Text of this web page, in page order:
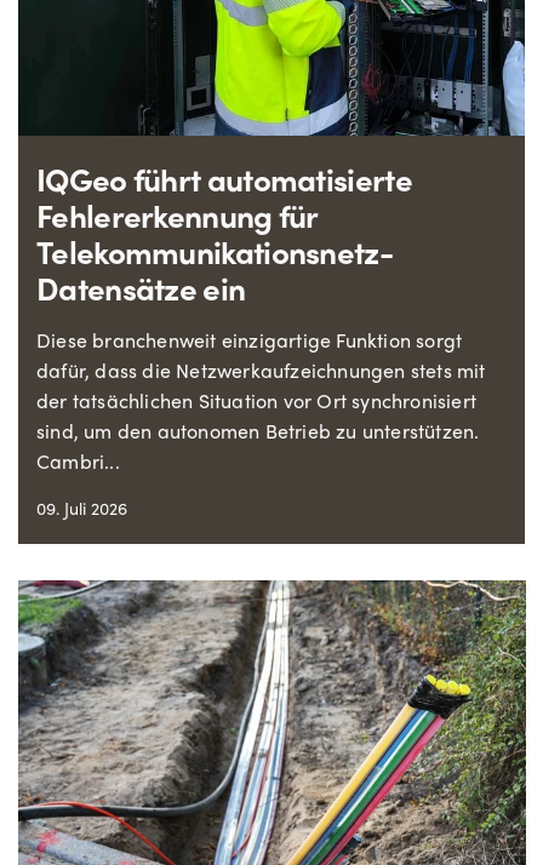
IQGeo führt automatisierte
Fehlererkennung für
Telekommunikationsnetz-
Datensätze ein
Diese branchenweit einzigartige Funktion sorgt
dafür, dass die Netzwerkaufzeichnungen stets mit
der tatsächlichen Situation vor Ort synchronisiert
sind, um den autonomen Betrieb zu unterstützen.
Cambri...
09. Juli 2026